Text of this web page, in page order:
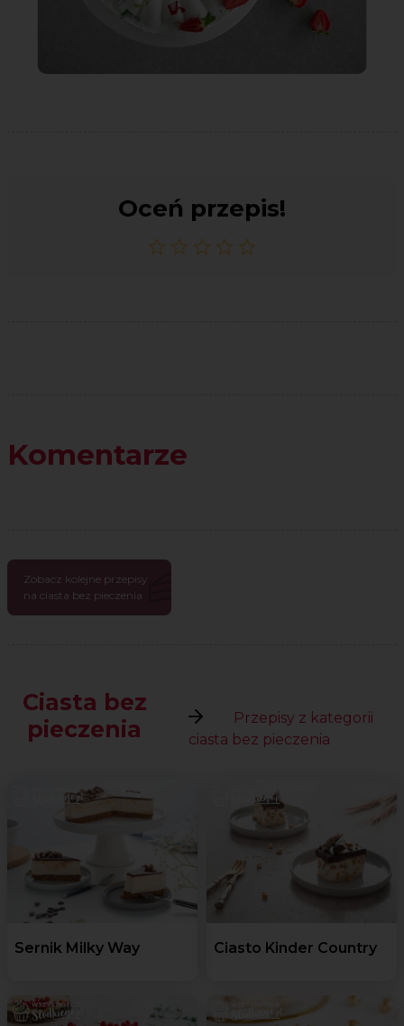
Oceń przepis!
Komentarze
Zobacz kolejne przepisy
na ciasta bez pieczenia
Ciasta bez
pieczenia
Przepisy z kategorii
ciasta bez pieczenia
Sernik Milky Way Ciasto Kinder Country